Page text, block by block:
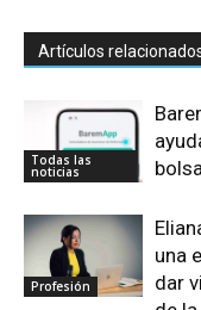
Artículos
Todas las
noticias
Profesión
una
dar